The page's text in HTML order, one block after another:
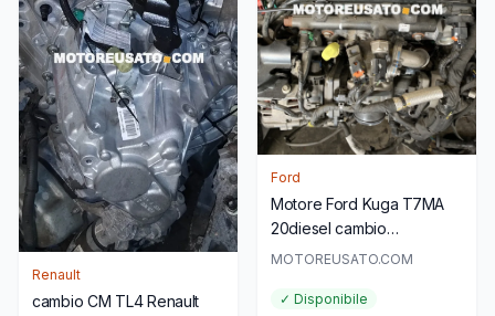
Renault
cambio CM TL4 Renault
Ford
Motore Ford Kuga T7MA
20diesel cambio
automatico FV4R7000AD
MOTOREUSATO.COM
✓ Disponibile